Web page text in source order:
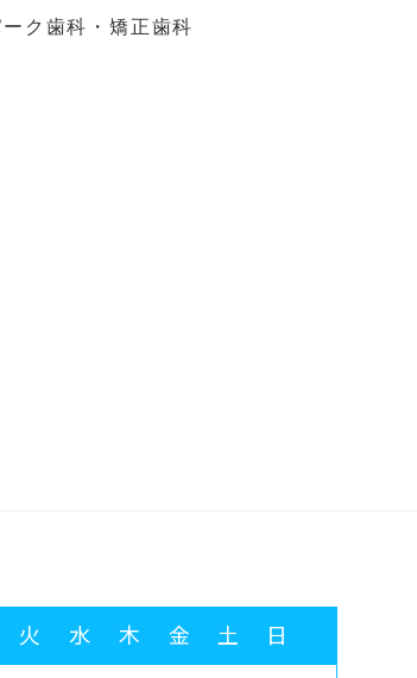
ク歯科・矯正歯科
火 水 木 金 土
日